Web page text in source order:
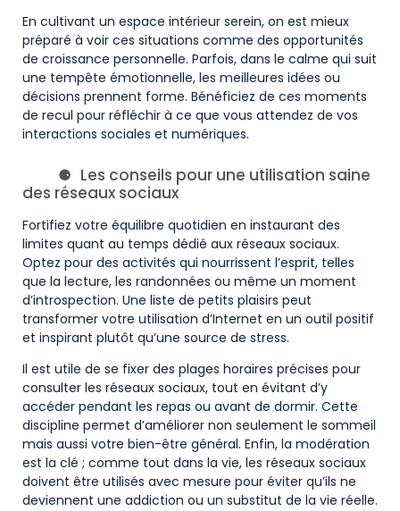
En cultivant un espace intérieur serein, on est mieux
préparé à voir ces situations comme des opportunités
de croissance personnelle. Parfois, dans le calme qui suit
une tempête émotionnelle, les meilleures idées ou
décisions prennent forme. Bénéficiez de ces moments
de recul pour réfléchir à ce que vous attendez de vos
interactions sociales et numériques.
Les conseils pour une utilisation saine
des réseaux sociaux
Fortifiez votre équilibre quotidien en instaurant des
limites quant au temps dédié aux réseaux sociaux.
Optez pour des activités qui nourrissent l’esprit, telles
que la lecture, les randonnées ou même un moment
d’introspection. Une liste de petits plaisirs peut
transformer votre utilisation d’Internet en un outil positif
et inspirant plutôt qu’une source de stress.
Il est utile de se fixer des plages horaires précises pour
consulter les réseaux sociaux, tout en évitant d’y
accéder pendant les repas ou avant de dormir. Cette
discipline permet d’améliorer non seulement le sommeil
mais aussi votre bien-être général. Enfin, la modération
est la clé ; comme tout dans la vie, les réseaux sociaux
doivent être utilisés avec mesure pour éviter qu’ils ne
deviennent une addiction ou un substitut de la vie réelle.